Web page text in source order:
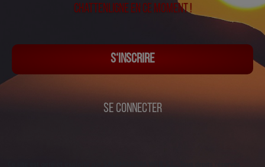
Chattenligne en ce moment !
S‘INSCRIRE
SE CONNECTER